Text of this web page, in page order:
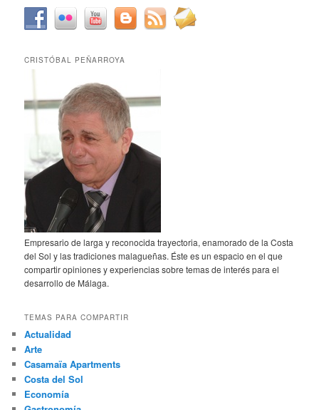
CRISTÓBAL PEÑARROYA
Empresario de larga y reconocida trayectoria, enamorado de la Costa
del Sol y las tradiciones malagueñas. Éste es un espacio en el que
compartir opiniones y experiencias sobre temas de interés para el
desarrollo de Málaga.
TEMAS PARA COMPARTIR
Actualidad
Arte
Casamaïa Apartments
Costa del Sol
Economía